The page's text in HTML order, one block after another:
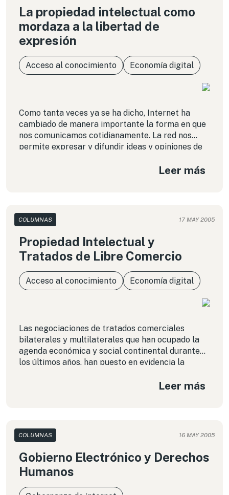
La propiedad intelectual como
mordaza a la libertad de
expresión
Acceso al conocimiento Economía digital
Como tanta veces ya se ha dicho, Internet ha
cambiado de manera importante la forma en que
nos comunicamos cotidianamente. La red nos
permite expresar y difundir ideas y opiniones de
estas características las que han llevado a
posibilidades de ejercer su derecho a la libertad
de expresión que los grandes grupos económicos.
Leer más
COLUMNAS 17 MAY 2005
Propiedad Intelectual y
Tratados de Libre Comercio
Acceso al conocimiento Economía digital
Las negociaciones de tratados comerciales
bilaterales y multilaterales que han ocupado la
agenda económica y social continental durante
los últimos años, han puesto en evidencia la
desarrollados el establecimiento de un régimen
Leer más
COLUMNAS 16 MAY 2005
Gobierno Electrónico y Derechos
Humanos